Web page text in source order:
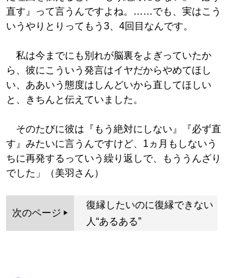
直す』って言うんですよね。……でも、実はこう
いうやりとりってもう3、4回目なんです。
私は今までにも別れが脳裏をよぎっていたか
ら、彼にこういう発言はイヤだからやめてほし
い、ああいう態度はしんどいから直してほしい
と、きちんと伝えていました。
そのたびに彼は『もう絶対にしない』『必ず直
す』みたいに言うんですけど、1ヵ月もしないう
ちに再発するっていう繰り返しで、もううんざり
でした」（美羽さん）
次のページ
復縁したいのに復縁できない
人“あるある”